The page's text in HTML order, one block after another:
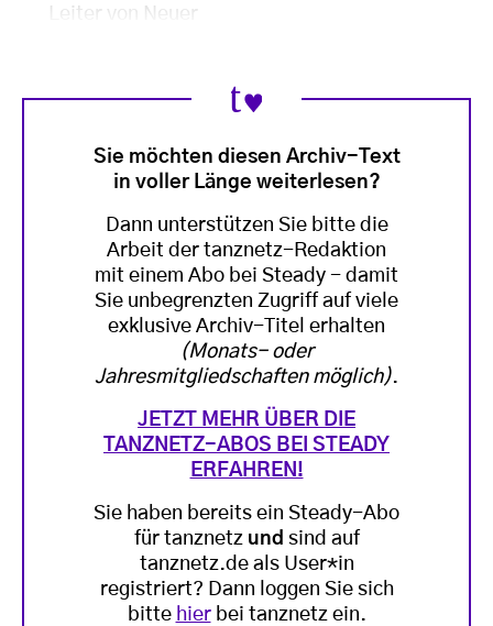
Leiter von Neuer
Sie möchten diesen Archiv-Text
in voller Länge weiterlesen?
Dann unterstützen Sie bitte die
Arbeit der tanznetz-Redaktion
mit einem Abo bei Steady - damit
Sie unbegrenzten Zugriff auf viele
exklusive Archiv-Titel erhalten
(Monats- oder
Jahresmitgliedschaften möglich).
JETZT MEHR ÜBER DIE
TANZNETZ-ABOS BEI STEADY
ERFAHREN!
Sie haben bereits ein Steady-Abo
für tanznetz und sind auf
tanznetz.de als User*in
registriert? Dann loggen Sie sich
bitte hierbei tanznetz ein.